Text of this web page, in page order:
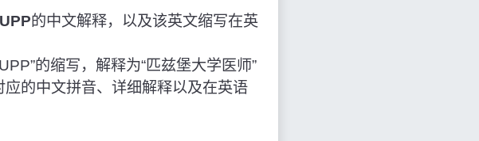
UPP的中文解释，以及该英文缩写在英
的缩写，解释为“匹兹堡大学医师”
的中文拼音、详细解释以及在英语